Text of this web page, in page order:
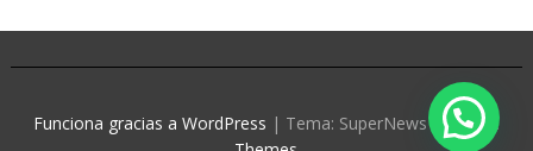
Funciona gracias a WordPress | Tema: SuperNews deAcme